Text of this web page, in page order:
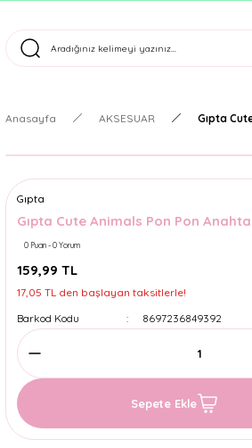
Tüm Siparişler Aynı Gün
Anasayfa AKSESUAR Gıpta
Gıpta
Gıpta Cute Animals Pon Pon
0 Puan - 0 Yorum
159,99 TL
17,05 TL den başlayan taksitlerle!
Barkod Kodu
8697236849392
Sepete Ekle